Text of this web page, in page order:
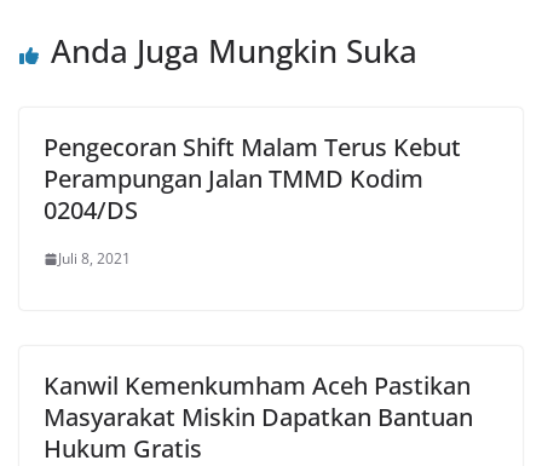
Anda Juga Mungkin Suka
Pengecoran Shift Malam Terus Kebut
Perampungan Jalan TMMD Kodim
0204/DS
Juli 8, 2021
Kanwil Kemenkumham Aceh Pastikan
Masyarakat Miskin Dapatkan Bantuan
Hukum Gratis